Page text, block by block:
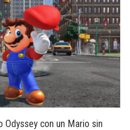
Odyssey con un Mario sin